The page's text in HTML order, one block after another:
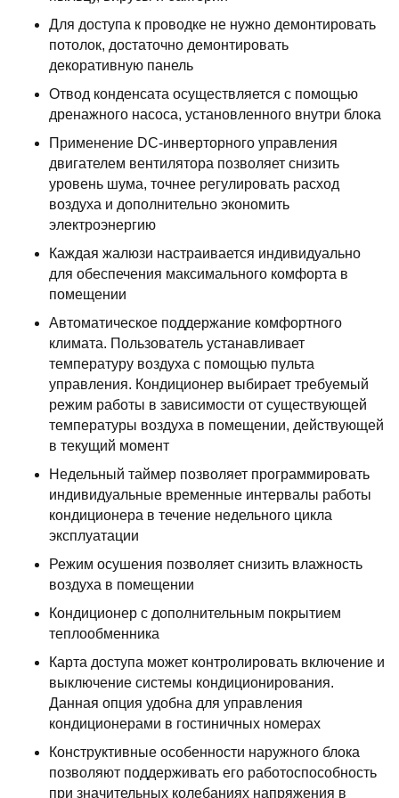
Для доступа к проводке не нужно демонтировать
потолок, достаточно демонтировать
декоративную панель
Отвод конденсата осуществляется с помощью
дренажного насоса, установленного внутри блока
Применение DC-инверторного управления
двигателем вентилятора позволяет снизить
уровень шума, точнее регулировать расход
воздуха и дополнительно экономить
электроэнергию
Каждая жалюзи настраивается индивидуально
для обеспечения максимального комфорта в
помещении
Автоматическое поддержание комфортного
климата. Пользователь устанавливает
температуру воздуха с помощью пульта
управления. Кондиционер выбирает требуемый
режим работы в зависимости от существующей
температуры воздуха в помещении, действующей
в текущий момент
Недельный таймер позволяет программировать
индивидуальные временные интервалы работы
кондиционера в течение недельного цикла
эксплуатации
Режим осушения позволяет снизить влажность
воздуха в помещении
Кондиционер с дополнительным покрытием
теплообменника
Карта доступа может контролировать включение и
выключение системы кондиционирования.
Данная опция удобна для управления
кондиционерами в гостиничных номерах
Конструктивные особенности наружного блока
позволяют поддерживать его работоспособность
при значительных колебаниях напряжения в